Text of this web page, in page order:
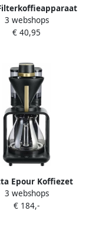
Incluedo 1 25 l 1 25
kopjes uitneembare
3 webshops
€ 40,95
Epour Koffiezet
Zwart Goud |
|
3 webshops
€ 184,-